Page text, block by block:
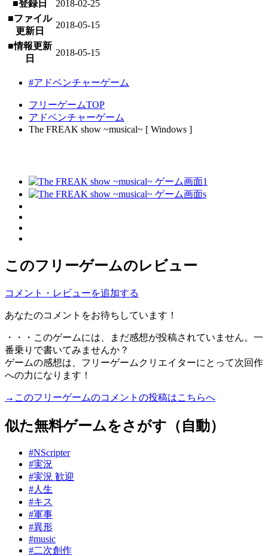
■登録日
2018-02-25
■ファイル
更新日
2018-05-15
■情報更新
日
2018-05-15
#アドベンチャーゲーム
フリーゲームTOP
アドベンチャーゲーム
The FREAK show ~musical~ [ Windows ]
このフリーゲームのレビュー
コメント・レビューを追加する
あなたのコメントをお待ちしています！
・・・このゲームには、まだ感想が投稿されていません。一
番乗りで書いてみませんか？
ゲームの感想は、フリーゲームクリエイターにとって次回作
への力になります！
→このフリーゲームのコメントの投稿はこちらへ
似た無料ゲームをさがす（自動）
#NScripter
#実況
#実況 歓迎
#人生
#キス
#軍事
#異形
#music
#二次創作